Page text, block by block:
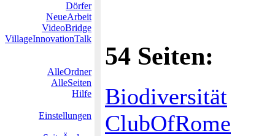
Dörfer
NeueArbeit
VideoBridge
VillageInnovationTalk
AlleOrdner
AlleSeiten
Hilfe
Einstellungen
54 Seiten:
Biodiversität
ClubOfRome